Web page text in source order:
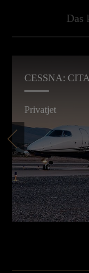
Das
CESSNA:
Privatjet